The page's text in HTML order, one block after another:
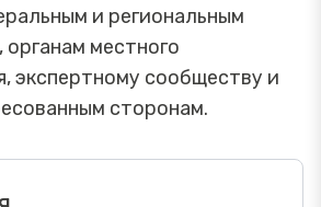
и региональным
органам местного
экспертному сообществу и
сторонам.